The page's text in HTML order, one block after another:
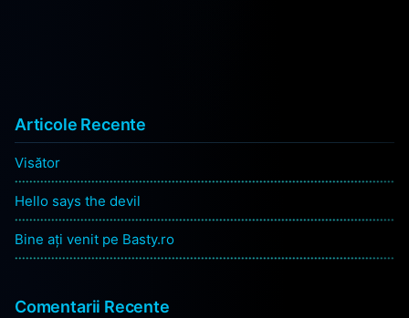
Articole Recente
Visător
Hello says the devil
Bine ați venit pe Basty.ro
Comentarii Recente